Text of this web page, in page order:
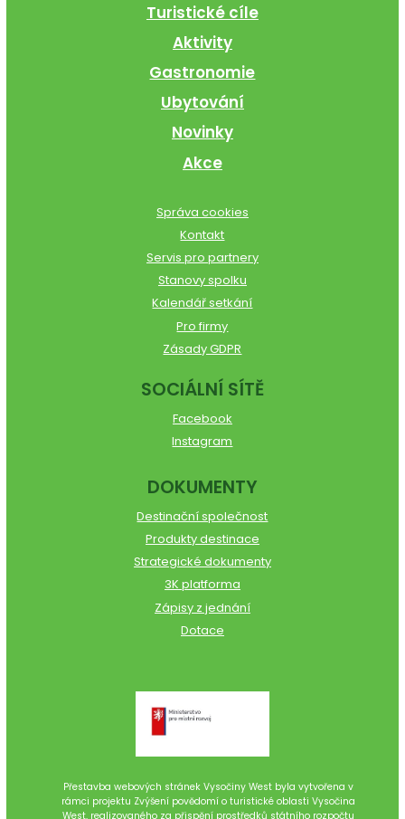
Turistické cíle
Aktivity
Gastronomie
Ubytování
Novinky
Akce
Správa cookies
Kontakt
Servis pro partnery
Stanovy spolku
Kalendář setkání
Pro firmy
Zásady GDPR
SOCIÁLNÍ SÍTĚ
Facebook
Instagram
DOKUMENTY
Destinační společnost
Produkty destinace
Strategické dokumenty
3K platforma
Zápisy z jednání
Dotace
Přestavba webových stránek Vysočiny West byla vytvořena v
rámci projektu Zvýšení povědomí o turistické oblasti Vysočina
West, realizovaného za přispění prostředků státního rozpočtu